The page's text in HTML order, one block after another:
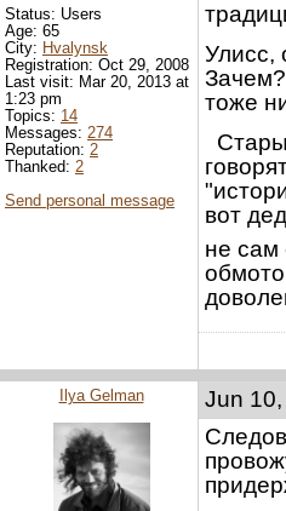
Улисс,
Зачем?
тоже
вот
не сам
Status: Users
Age: 65
City: Hvalynsk
Registration: Oct 29, 2008
Last visit: Mar 20, 2013 at
1:23 pm
Topics: 14
Messages: 274
Reputation: 2
Thanked: 2
Send personal message
Jun
Ilya Gelman